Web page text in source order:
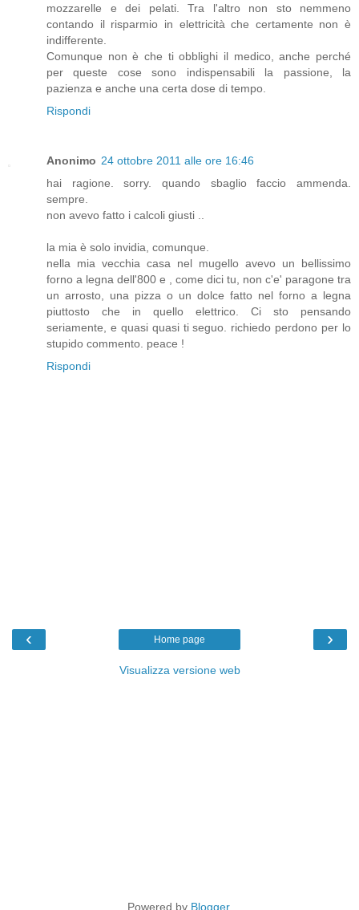
mozzarelle e dei pelati. Tra l'altro non sto nemmeno
contando il risparmio in elettricità che certamente non è
indifferente.
Comunque non è che ti obblighi il medico, anche perché
per queste cose sono indispensabili la passione, la
pazienza e anche una certa dose di tempo.
Rispondi
Anonimo 24 ottobre 2011 alle ore 16:46
hai ragione. sorry. quando sbaglio faccio ammenda.
sempre.
non avevo fatto i calcoli giusti ..
la mia è solo invidia, comunque.
nella mia vecchia casa nel mugello avevo un bellissimo
forno a legna dell'800 e , come dici tu, non c'e' paragone tra
un arrosto, una pizza o un dolce fatto nel forno a legna
piuttosto che in quello elettrico. Ci sto pensando
seriamente, e quasi quasi ti seguo. richiedo perdono per lo
stupido commento. peace !
Rispondi
‹ ›
Home page
Visualizza versione web
Powered by Blogger.